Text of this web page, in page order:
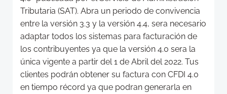
Tributaria (SAT). Abra un periodo de convivencia
entre la versión 3.3 y la versión 4.4, sera necesario
adaptar todos los sistemas para facturación de
los contribuyentes ya que la versión 4.0 sera la
única vigente a partir del 1 de Abril del 2022. Tus
clientes podrán obtener su factura con CFDI 4.0
en tiempo récord ya que podran generarla en